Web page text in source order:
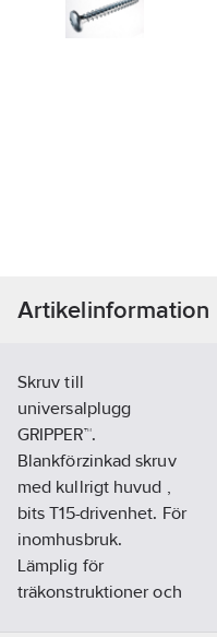
Artikelinformation
Skruv till
universalplugg
GRIPPER™.
Blankförzinkad skruv
med kullrigt huvud ,
bits T15-drivenhet. För
inomhusbruk.
Lämplig för
träkonstruktioner och